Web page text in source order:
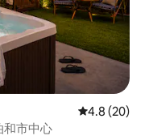
平均评分
4.8 (20)
和市中心